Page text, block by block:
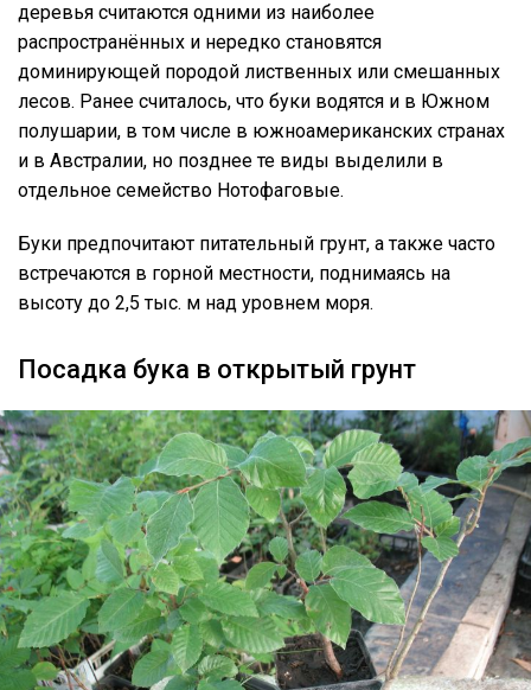
деревья считаются одними из наиболее
распространённых и нередко становятся
доминирующей породой лиственных или смешанных
лесов. Ранее считалось, что буки водятся и в Южном
полушарии, в том числе в южноамериканских странах
и в Австралии, но позднее те виды выделили в
отдельное семейство Нотофаговые.
Буки предпочитают питательный грунт, а также часто
встречаются в горной местности, поднимаясь на
высоту до 2,5 тыс. м над уровнем моря.
Посадка бука в открытый грунт